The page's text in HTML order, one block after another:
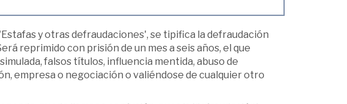
y otras defraudaciones', se tipifica la defraudación
reprimido con prisión de un mes a seis años, el que
falsos títulos, influencia mentida, abuso de
empresa o negociación o valiéndose de cualquier otro